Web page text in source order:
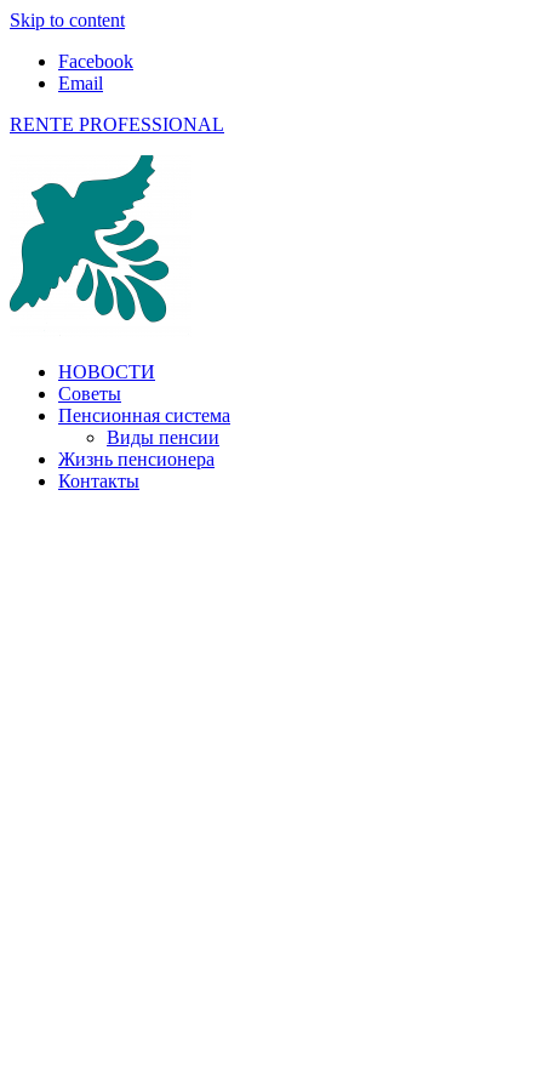
Skip to content
Facebook
Email
RENTE PROFESSIONAL
О пенсиях в ЕС и не только
НОВОСТИ
Советы
Пенсионная система
Виды пенсии
Жизнь пенсионера
Контакты